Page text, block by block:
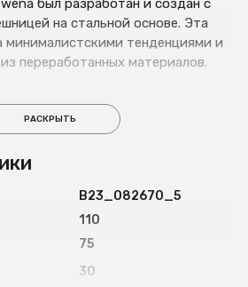
был разработан и создан с
на стальной основе. Эта
минималистскими тенденциями и
переработанных материалов.
РАСКРЫТЬ
B23_082670_5
110
75
30